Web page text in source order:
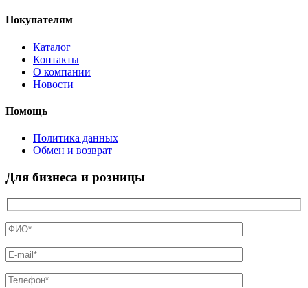
Покупателям
Каталог
Контакты
О компании
Новости
Помощь
Политика данных
Обмен и возврат
Для бизнеса и розницы